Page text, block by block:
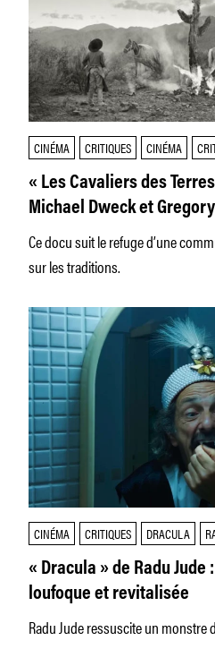
CINÉMA CRITIQUES CINÉMA
« Les Cavaliers des
Michael Dweck et
en voie de disparition
Ce docu suit le refuge d’une
sur les traditions.
CINÉMA CRITIQUES DRACULA
« Dracula » de Radu
loufoque et revitalisée
Radu Jude ressuscite un monstre